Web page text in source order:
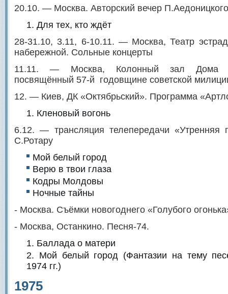
20.10. — Москва. Авторский вечер
Для тех, кто ждёт
28-31.10, 3.11, 6-10.11. — Москва, Театр
набережной. Сольные концерты
11.11. — Москва, Колонный зал Дома
посвящённый 57-й годовщине советской
12. — Киев, ДК «Октябрьский». Программа
Кленовый вогонь
6.12. — трансляция телепередачи «Утренняя
С.Ротару
Мой белый город
Верю в твои глаза
Кодры Молдовы
Ночные тайны
- Москва. Съёмки новогоднего «Голубого
- Москва, Останкино. Песня-74.
Баллада о матери
Мой белый город (Фантазии на тему
1974 гг.)
1975